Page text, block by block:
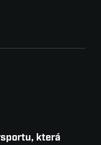
která